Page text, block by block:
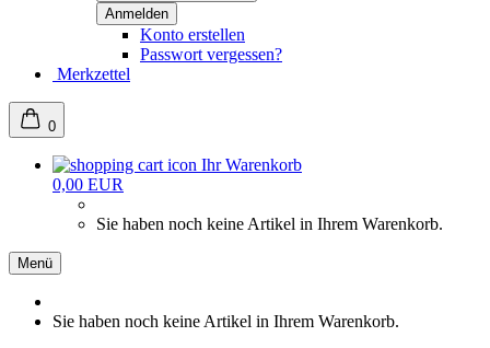
Konto erstellen
Passwort vergessen?
Merkzettel
0
Ihr Warenkorb
0,00 EUR
Sie haben noch keine Artikel in Ihrem Warenkorb.
Menü
Sie haben noch keine Artikel in Ihrem Warenkorb.